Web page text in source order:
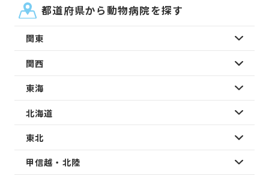
都道府県から動物病院を探す
関東
関西
東海
北海道
東北
甲信越・北陸